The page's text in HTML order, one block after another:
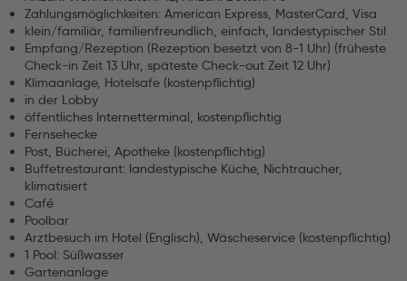
Zahlungsmöglichkeiten: American Express, MasterCard, Visa
klein/familiär, familienfreundlich, einfach, landestypischer Stil
Empfang/Rezeption (Rezeption besetzt von 8-1 Uhr) (früheste
Check-in Zeit 13 Uhr, späteste Check-out Zeit 12 Uhr)
Klimaanlage, Hotelsafe (kostenpflichtig)
in der Lobby
öffentliches Internetterminal, kostenpflichtig
Fernsehecke
Post, Bücherei, Apotheke (kostenpflichtig)
Buffetrestaurant: landestypische Küche, Nichtraucher,
klimatisiert
Café
Poolbar
Arztbesuch im Hotel (Englisch), Wäscheservice (kostenpflichtig)
1 Pool: Süßwasser
Gartenanlage